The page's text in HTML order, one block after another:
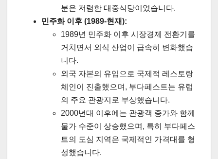
분은 저렴한 대중식당이었습니다.
민주화 이후 (1989-현재):
1989년 민주화 이후 시장경제 전환기를
거치면서 외식 산업이 급속히 변화했습
니다.
외국 자본의 유입으로 국제적 레스토랑
체인이 진출했으며, 부다페스트는 유럽
의 주요 관광지로 부상했습니다.
2000년대 이후에는 관광객 증가와 함께
물가 수준이 상승했으며, 특히 부다페스
트의 도심 지역은 국제적인 가격대를 형
성했습니다.